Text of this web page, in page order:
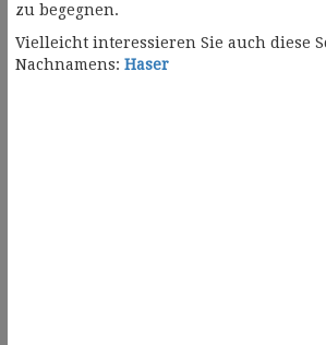
zu begegnen.
Vielleicht interessieren Sie auch diese
Nachnamens: Haser